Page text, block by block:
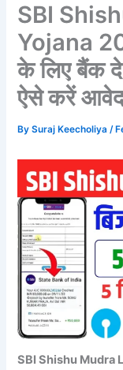
SBI
Yojana
के लिए बैंक
ऐसे करें
BySuraj Keecholiya/
SBI Shishu Mudra